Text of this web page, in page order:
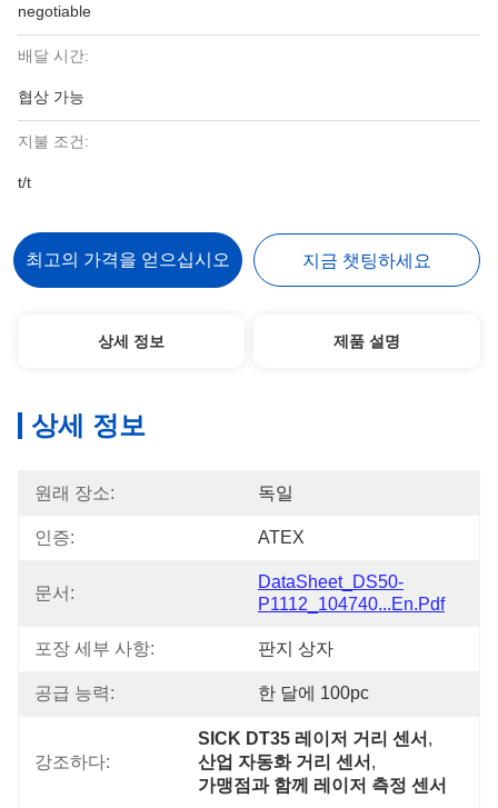
negotiable
배달 시간:
협상 가능
지불 조건:
t/t
최고의 가격을 얻으십시오 지금 챗팅하세요
상세 정보 제품 설명
상세 정보
원래 장소: 독일
인증: ATEX
문서:
DataSheet_DS50-
P1112_104740...en.pdf
포장 세부 사항: 판지 상자
공급 능력: 한 달에 100pc
강조하다:
SICK DT35 레이저 거리 센서 ,
산업 자동화 거리 센서 ,
가맹점과 함께 레이저 측정 센서